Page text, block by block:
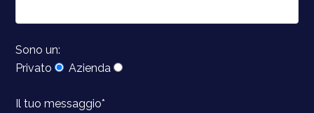
Sono un:
Privato
Azienda
Il tuo messaggio*